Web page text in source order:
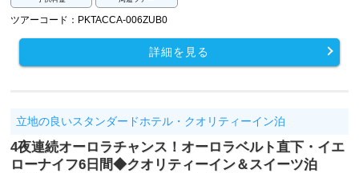
ツアーコード：PKTACCA-006ZUB0
詳細を見る
立地の良いスタンダードホテル・クオリティーイン泊
4夜連続オーロラチャンス！オーロラベルト直下・イエ
ローナイフ6日間◆クオリティーイン＆スイーツ泊